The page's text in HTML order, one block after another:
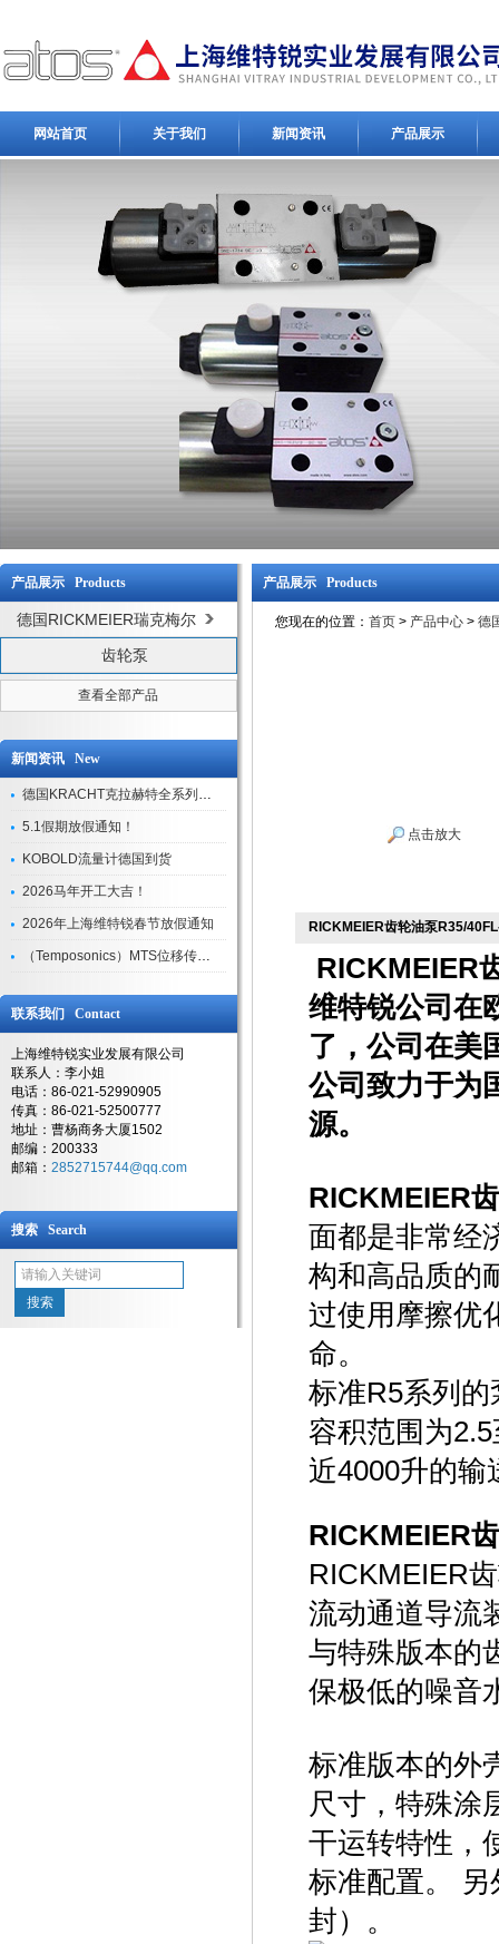
网站首页 关于我们 新闻资讯 产品展示
产品展示 Products
德国RICKMEIER瑞克梅尔
齿轮泵
查看全部产品
新闻资讯 New
德国KRACHT克拉赫特全系列现货库存
5.1假期放假通知！
KOBOLD流量计德国到货
2026马年开工大吉！
2026年上海维特锐春节放假通知
（Temposonics）MTS位移传感器现货库存型号
联系我们 Contact
上海维特锐实业发展有限公司
联系人：李小姐
电话：86-021-52990905
传真：86-021-52500777
地址：曹杨商务大厦1502
邮编：200333
邮箱： 2852715744@qq.com
搜索 Search
产品展示 Products
您现在的位置： 首页 > 产品中心 > 德
点击放大
RICKMEIER齿轮油泵R35/
RICKMEIER
维特锐公司在
了，公司在美
公司致力于为
源。
RICKMEIER
面都是非常经
构和高品质的
过使用摩擦优
命。
标准R5系列
容积范围为
近4000升的
RICKMEIER
RICKMEIER
流动通道导流
与特殊版本的
保极低的噪音
标准版本的外
尺寸，特殊涂
干运转特性，
标准配置。
封）。